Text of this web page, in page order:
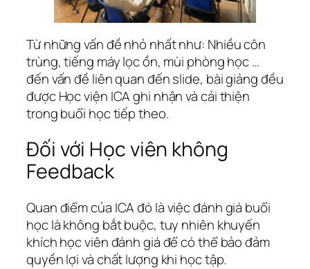
Từ những vấn đề nhỏ nhất như: Nhiều côn
trùng, tiếng máy lọc ồn, mùi phòng học …
đến vấn đề liên quan đến slide, bài giảng đều
được Học viện ICA ghi nhận và cải thiện
trong buổi học tiếp theo.
Đối với Học viên không
Feedback
Quan điểm của ICA đó là việc đánh giá buổi
học là không bắt buộc, tuy nhiên khuyến
khích học viên đánh giá để có thể bảo đảm
quyền lợi và chất lượng khi học tập.